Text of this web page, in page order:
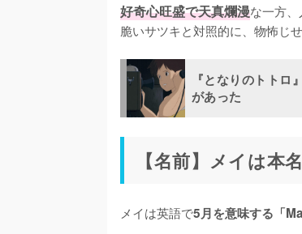
好奇心旺盛で天真爛漫な一方
脆いサツキと対照的に、物怖じ
『となりのトト
があった
【名前】メイは本
メイは英語で5月を意味する「